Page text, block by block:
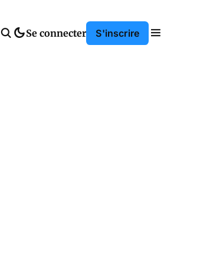
Se connecter S'inscrire